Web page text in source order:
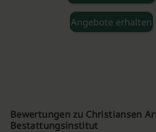
Angebote erhalten
Bewertungen zu Christiansen
Bestattungsinstitut